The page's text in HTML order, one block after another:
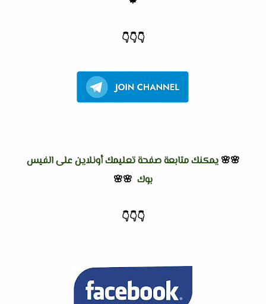
👇
👇
👇
🌸🌸 يمكنك متابعة صفحة تعليمك أونلاين على الفيس
بوك 🌸🌸
👇
👇
👇